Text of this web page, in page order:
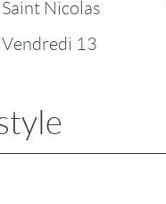
Saint Nicolas
Vendredi 13